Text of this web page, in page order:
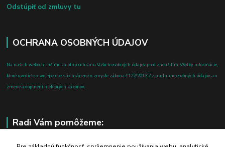
Odstúpiť od zmluvy tu
OCHRANA OSOBNÝCH ÚDAJOV
Na našich weboch ručíme za plnú ochranu Vašich osobných údajov pred zneužitím. Všetky informácie,
ktoré uvediete o svojej osobe, sú chránené v zmysle zákona č.122/2013 Z.z. o ochrane osobných údajov a o
zmene a doplnení niektorých zákonov.
Radi Vám pomôžeme: